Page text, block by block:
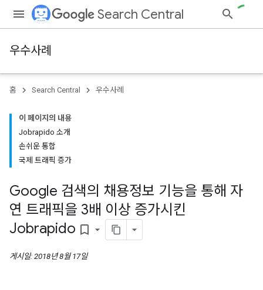
Search Central
우수사례
홈 Search Central 우수사례
이 페이지의 내용
Jobrapido 소개
손쉬운 통합
국제 트래픽 증가
Google 검색의 채용정보 기능을 통해 자
연 트래픽을 3배 이상 증가시킨
Jobrapido bookmark_border
게시일: 2018년 8월 17일